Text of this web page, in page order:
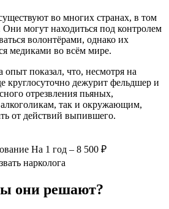
во многих странах, в том
могут находиться под контролем
волонтёрами, однако их
медиками во всём мире.
показал, что, несмотря на
круглосуточно дежурит фельдшер и
отрезвления пьяных,
так и окружающим,
от действий выпившего.
На 1 год – 8 500 ₽
нарколога
они решают?